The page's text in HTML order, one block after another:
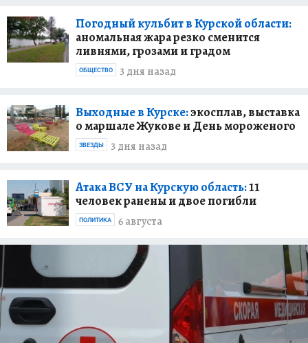
Погодный кульбит в Курской области:
аномальная жара резко сменится
ливнями, грозами и градом
3 дня назад
ОБЩЕСТВО
Выходные в Курске:экосплав, выставка
о маршале Жукове и День мороженого
3 дня назад
ЗВЕЗДЫ
Атака ВСУ на Курскую область:11
человек ранены и двое погибли
6 августа
ПОЛИТИКА